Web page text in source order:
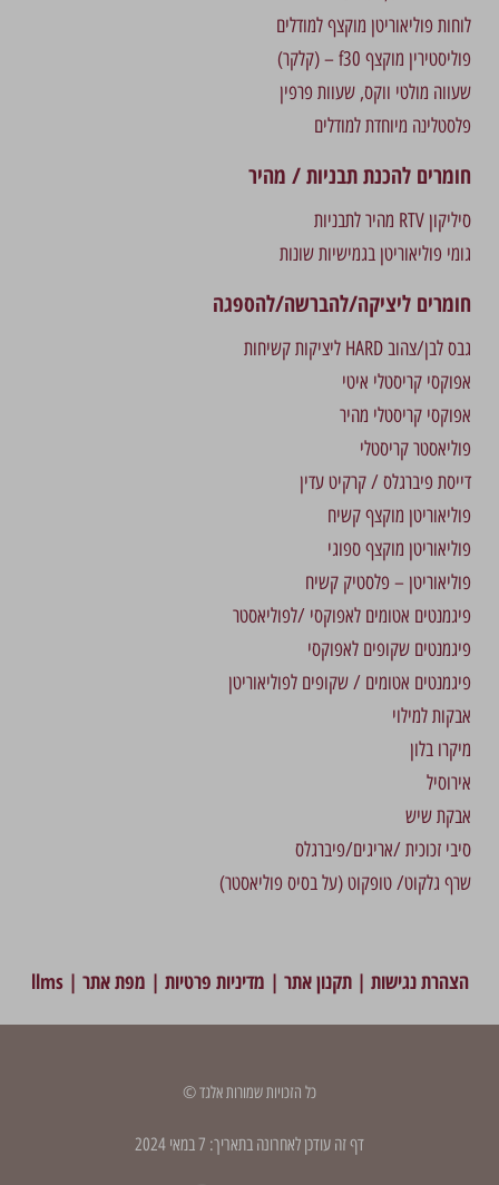
לוחות פוליאוריטן מוקצף למודלים
פוליסטירין מוקצף f30 – (קלקר)
שעווה מולטי ווקס, שעוות פרפין
פלסטלינה מיוחדת למודלים
חומרים להכנת תבניות / מהיר
סיליקון RTV מהיר לתבניות
גומי פוליאוריטן בגמישיות שונות
חומרים ליציקה/להברשה/להספגה
גבס לבן/צהוב HARD ליציקות קשיחות
אפוקסי קריסטלי איטי
אפוקסי קריסטלי מהיר
פוליאסטר קריסטלי
דייסת פיברגלס / קרקיט עדין
פוליאוריטן מוקצף קשיח
פוליאוריטן מוקצף ספוגי
פוליאוריטן – פלסטיק קשיח
פיגמנטים אטומים לאפוקסי /לפוליאסטר
פיגמנטים שקופים לאפוקסי
פיגמנטים אטומים / שקופים לפוליאוריטן
אבקות למילוי
מיקרו בלון
אירוסיל
אבקת שיש
סיבי זכוכית /אריגים/פיברגלס
שרף גלקוט/ טופקוט (על בסיס פוליאסטר)
הצהרת נגישות |תקנון אתר | מדיניות פרטיות | מפת אתר |
llms
כל הזכויות שמורות אלגד ©
דף זה עודכן לאחרונה בתאריך: 7 במאי 2024